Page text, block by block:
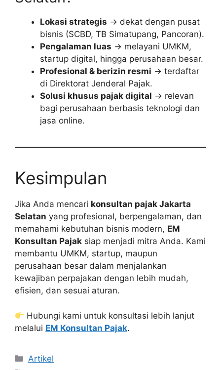
Lokasi strategis → dekat dengan pusat
bisnis (SCBD, TB Simatupang, Pancoran).
Pengalaman luas → melayani UMKM,
startup digital, hingga perusahaan besar.
Profesional & berizin resmi → terdaftar
di Direktorat Jenderal Pajak.
Solusi khusus pajak digital → relevan
bagi perusahaan berbasis teknologi dan
jasa online.
Kesimpulan
Jika Anda mencari konsultan pajak Jakarta
Selatan yang profesional, berpengalaman, dan
memahami kebutuhan bisnis modern, EM
Konsultan Pajak siap menjadi mitra Anda. Kami
membantu UMKM, startup, maupun
perusahaan besar dalam menjalankan
kewajiban perpajakan dengan lebih mudah,
efisien, dan sesuai aturan.
Hubungi kami untuk konsultasi lebih lanjut
melalui EM Konsultan Pajak.
Categories
Artikel